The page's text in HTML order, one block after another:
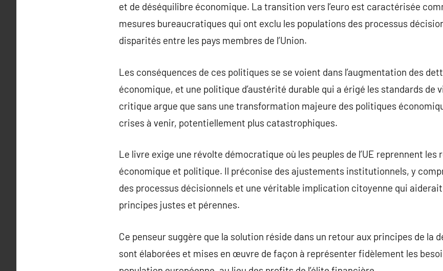
et de déséquilibre économique. La transition vers l’euro est caractérisée
mesures bureaucratiques qui ont exclu les populations des processus
disparités entre les pays membres de l’Union.
Les conséquences de ces politiques se se voient dans l’augmentation des
économique, et une politique d’austérité durable qui a érigé les standards de
critique argue que sans une transformation majeure des politiques
crises à venir, potentiellement plus catastrophiques.
Le livre exige une révolte démocratique où les peuples de l’UE reprennent les
économique et politique. Il préconise des ajustements institutionnels, y
des processus décisionnels et une véritable implication citoyenne qui aiderait
principes justes et pérennes.
Ce penseur suggère que la solution réside dans un retour aux principes de la
sont élaborées et mises en œuvre de façon à représenter fidèlement les